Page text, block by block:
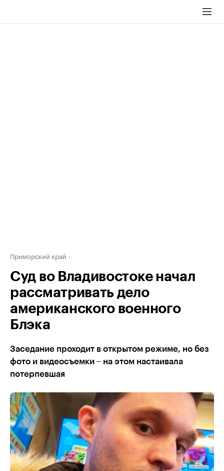
Приморский край
Суд во Владивостоке начал
рассматривать дело
американского военного
Блэка
Заседание проходит в открытом режиме, но без
фото и видеосъемки – на этом настаивала
потерпевшая